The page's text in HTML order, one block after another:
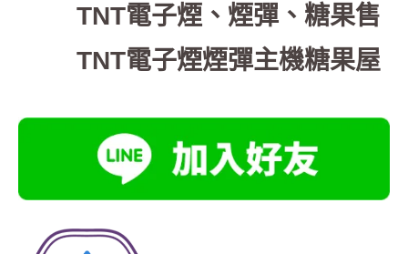
TNT電子煙 、 煙彈、糖果售
TNT電子煙煙彈主機糖果屋